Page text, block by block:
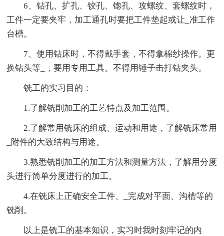
6、钻孔、扩孔、铰孔、锪孔、攻螺纹、套螺纹时，
工件一定要夹牢，加工通孔时要把工件垫起或让_准工作
台槽。
7、使用钻床时，不得戴手套，不得拿棉纱操作。更
换钻头等_，要用专用工具。不得用锤子击打钻夹头。
铣工的实习目的：
1.了解铣削加工的工艺特点及加工范围。
2.了解常用铣床的组成、运动和用途，了解铣床常用
_附件的大致结构与用途。
3.熟悉铣削加工的加工方法和测量方法，了解用分度
头进行简单分度进行的加工。
4.在铣床上正确安全工件、_完成对平面、沟槽等的
铣削。
以上是铣工的基本知识，实习时我时刻牢记的内